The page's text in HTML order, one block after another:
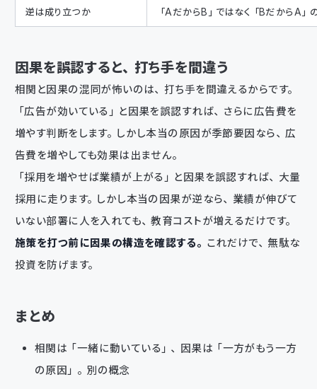
逆は成り立つか 「AだからB」ではなく「BだからA」
因果を誤認すると、打ち手を間違う
相関と因果の混同が怖いのは、打ち手を間違えるからです。
「広告が効いている」と因果を誤認すれば、さらに広告費を
増やす判断をします。しかし本当の原因が季節要因なら、広
告費を増やしても効果は出ません。
「採用を増やせば業績が上がる」と因果を誤認すれば、大量
採用に走ります。しかし本当の因果が逆なら、業績が伸びて
いない部署に人を入れても、教育コストが増えるだけです。
施策を打つ前に因果の構造を確認する。 これだけで、無駄な
投資を防げます。
まとめ
相関は「一緒に動いている」、因果は「一方がもう一方
の原因」。別の概念